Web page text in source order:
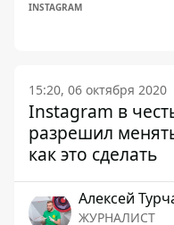
INSTAGRAM
15:20, 06 октября 2020
Instagram в
разрешил
как это сделать
Алексей
ЖУРНАЛИСТ